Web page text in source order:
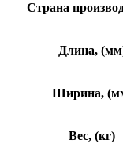
Страна
Длина,
Ширина,
Вес, (кг)